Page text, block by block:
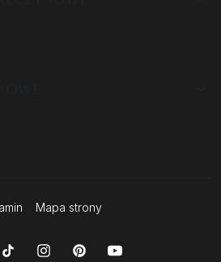
Mapa strony